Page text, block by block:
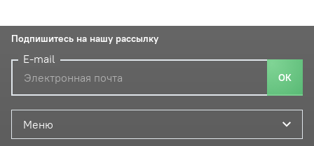
Меню
Подпишитесь на нашу рассылку
E-mail
ОК